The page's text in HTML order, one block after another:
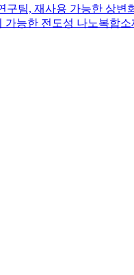
구팀, 재사용 가능한 상변
가능한 전도성 나노복합소